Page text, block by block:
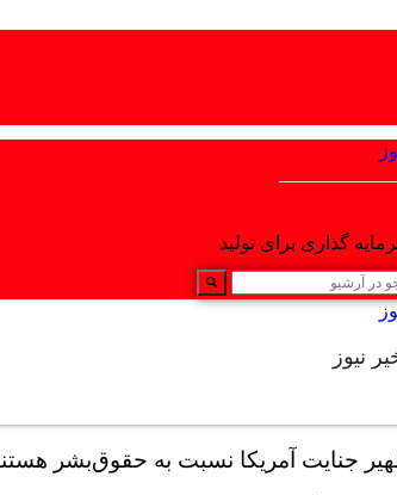
نیوز
جنایت آمریکا نسبت به حقوق‌بشر